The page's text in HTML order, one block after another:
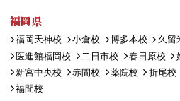
福岡県
福岡天神校 小倉校 博多本校 久留
医進館福岡校
二日市校 春日原校
新宮中央校
赤間校 薬院校 折尾校
福間校